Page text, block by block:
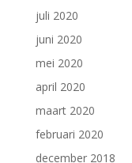
juli 2020
juni 2020
mei 2020
april 2020
maart 2020
februari 2020
december 2018